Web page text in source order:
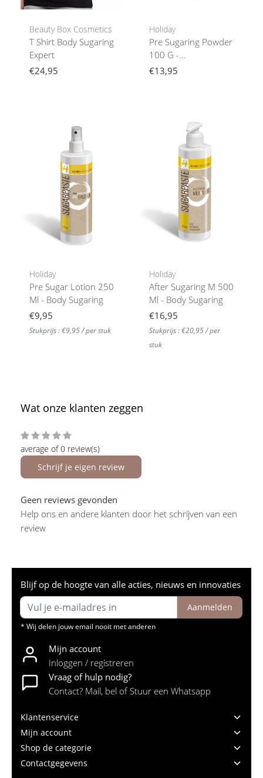
Beauty Box Cosmetics
T Shirt Body Sugaring
Expert
€24,95
Holiday
Pre Sugaring Powder
100 G -
Professioneel Body
€13,95
Holiday
Pre Sugar Lotion 250
Ml - Body Sugaring
€9,95
Stukprijs : €9,95 / per stuk
Holiday
After Sugaring M 500
Ml - Body Sugaring
€16,95
Stukprijs : €20,95 / per
stuk
Wat onze klanten zeggen
average of 0 review(s)
Schrijf je eigen review
Geen reviews gevonden
Help ons en andere klanten door het schrijven van een
review
Blijf op de hoogte van alle acties, nieuws en innovaties
Aanmelden
* Wij delen jouw email nooit met anderen
Mijn account
Inloggen / registreren
Vraag of hulp nodig?
Contact? Mail, bel of Stuur een Whatsapp
Klantenservice
Mijn account
Shop de categorie
Contactgegevens